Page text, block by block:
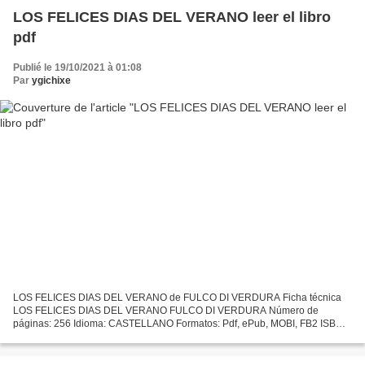
LOS FELICES DIAS DEL VERANO leer el libro
pdf
Publié le 19/10/2021 à 01:08
Par ygichixe
LOS FELICES DIAS DEL VERANO de FULCO DI VERDURA Ficha técnica
LOS FELICES DIAS DEL VERANO FULCO DI VERDURA Número de
páginas: 256 Idioma: CASTELLANO Formatos: Pdf, ePub, MOBI, FB2 ISBN:
Descargar...